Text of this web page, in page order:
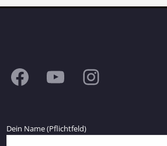
Facebook
YouTubeInstagram
Dein Name (Pflichtfeld)